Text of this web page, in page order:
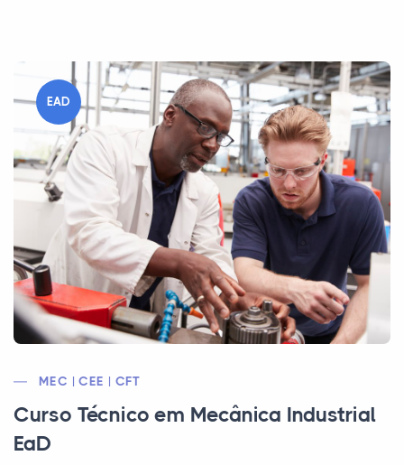
EAD
MEC | CEE | CFT
Curso Técnico em Mecânica Industrial
EaD